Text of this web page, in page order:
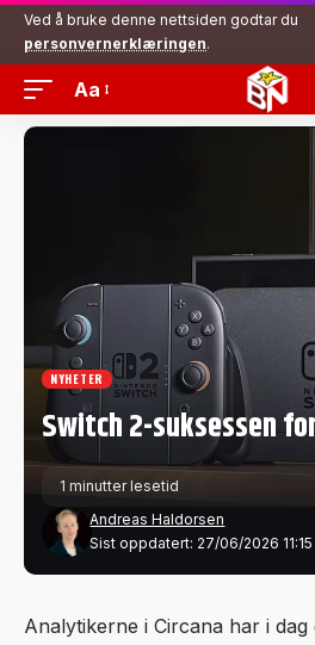
Ved å bruke denne nettsiden godtar du
personvernerklæringen.
Aa
NYHETER
Switch 2-suksessen
Sist oppdatert: 27/06/2026 11:15
Andreas Haldorsen
1 minutter lesetid
Analytikerne i Circana har i dag